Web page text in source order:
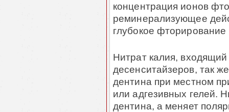
концентрация ионов
реминерализующее
глубокое
Нитрат калия,
десенситайзеров, так
дентина при местном
или адгезивных гелей.
дентина, а меняет